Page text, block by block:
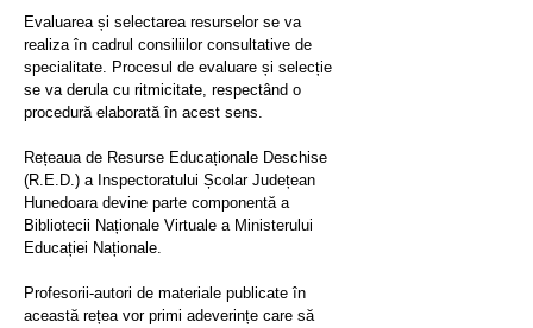
Evaluarea și selectarea resurselor se va
realiza în cadrul consiliilor consultative de
specialitate. Procesul de evaluare și selecție
se va derula cu ritmicitate, respectând o
procedură elaborată în acest sens.
Rețeaua de Resurse Educaționale Deschise
(R.E.D.) a Inspectoratului Școlar Județean
Hunedoara devine parte componentă a
Bibliotecii Naționale Virtuale a Ministerului
Educației Naționale.
Profesorii-autori de materiale publicate în
această rețea vor primi adeverințe care să